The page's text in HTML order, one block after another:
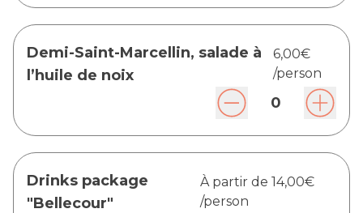
Demi-Saint-Marcellin, salade à
l’huile de noix
6,00€
/person
0
Drinks package
"Bellecour"
À partir de 14,00€
/person